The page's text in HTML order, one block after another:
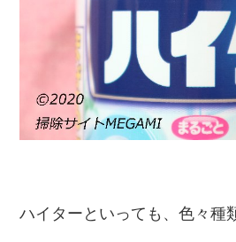
ハイターといっても、色々種